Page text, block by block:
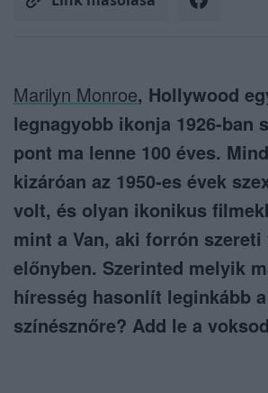
Marilyn Monroe, Hollywood
legnagyobb ikonja 1926-ban
pont ma lenne 100 éves.
kizáróan az 1950-es évek
volt, és olyan ikonikus
mint a Van, aki forrón szereti
előnyben. Szerinted melyik
híresség hasonlít leginkább
színésznőre? Add le a